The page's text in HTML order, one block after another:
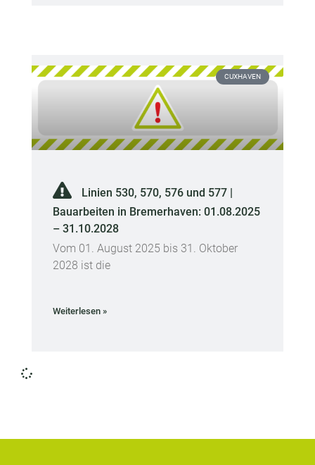
CUXHAVEN
Linien 530, 570, 576 und 577 |
Bauarbeiten in Bremerhaven: 01.08.2025
– 31.10.2028
Vom 01. August 2025 bis 31. Oktober
2028 ist die
Weiterlesen »